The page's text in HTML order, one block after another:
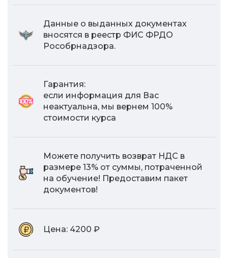
Данные о выданных документах
вносятся в реестр ФИС ФРДО
Рособрнадзора.
Гарантия:
если информация для Вас
неактуальна, мы вернем 100%
стоимости курса
Можете получить возврат НДС в
размере 13% от суммы, потраченной
на обучение! Предоставим пакет
документов!
Цена: 4200 ₽